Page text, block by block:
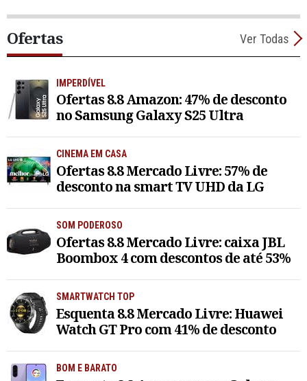
Ofertas Ver Todas
IMPERDÍVEL
Ofertas 8.8 Amazon: 47% de desconto
no Samsung Galaxy S25 Ultra
CINEMA EM CASA
Ofertas 8.8 Mercado Livre: 57% de
desconto na smart TV UHD da LG
SOM PODEROSO
Ofertas 8.8 Mercado Livre: caixa JBL
Boombox 4 com descontos de até 53%
SMARTWATCH TOP
Esquenta 8.8 Mercado Livre: Huawei
Watch GT Pro com 41% de desconto
BOM E BARATO